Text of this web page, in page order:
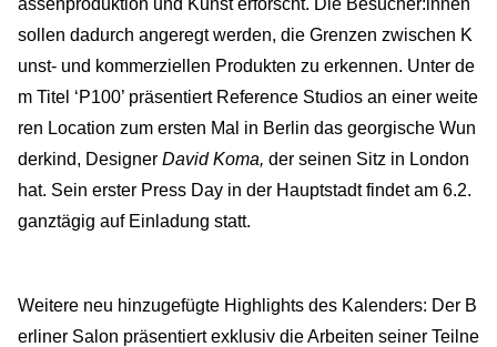
sollen dadurch angeregt werden, die Grenzen zwischen K
unst- und kommerziellen Produkten zu erkennen. Unter de
m Titel ‘P100’ präsentiert Reference Studios an einer weite
ren Location zum ersten Mal in Berlin das georgische Wun
derkind, Designer David Koma, der seinen Sitz in London
hat. Sein erster Press Day in der Hauptstadt findet am 6.2.
ganztägig auf Einladung statt.
Weitere neu hinzugefügte Highlights des Kalenders: Der B
erliner Salon präsentiert exklusiv die Arbeiten seiner Teilne